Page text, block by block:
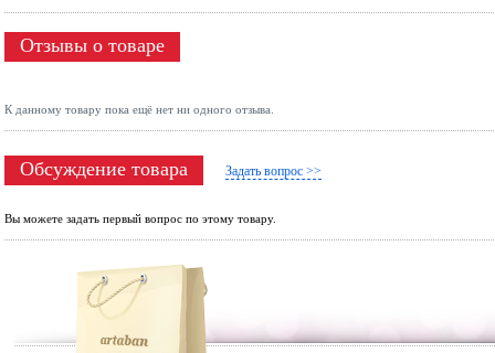
Отзывы о товаре
К данному товару пока ещё нет ни одного отзыва.
Обсуждение товара Задать вопрос >>
Вы можете задать первый вопрос по этому товару.